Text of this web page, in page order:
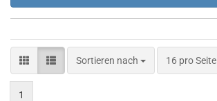
Sortieren nach
Sortieren nach 16 pro Seite
pro Seite
1